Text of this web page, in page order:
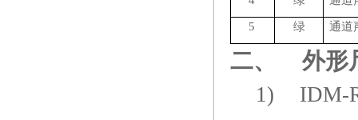
5 绿 通道
二、 外形
1)
IDM-